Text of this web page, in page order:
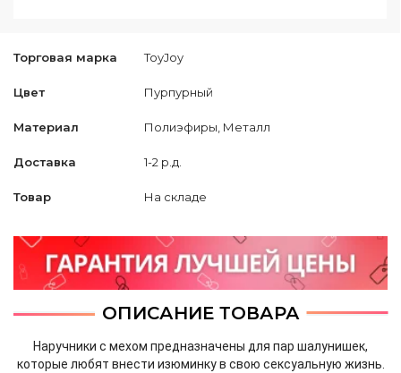
Торговая марка ToyJoy
Цвет Пурпурный
Материал Полиэфиры, Металл
Доставка 1-2 р.д.
Товар На складе
ОПИСАНИЕ ТОВАРА
Наручники с мехом предназначены для пар шалунишек,
которые любят внести изюминку в свою сексуальную жизнь.